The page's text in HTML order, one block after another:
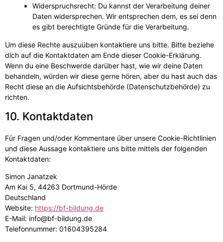
Widerspruchsrecht: Du kannst der Verarbeitung deiner
Daten widersprechen. Wir entsprechen dem, es sei denn
es gibt berechtigte Gründe für die Verarbeitung.
Um diese Rechte auszuüben kontaktiere uns bitte. Bitte beziehe
dich auf die Kontaktdaten am Ende dieser Cookie-Erklärung.
Wenn du eine Beschwerde darüber hast, wie wir deine Daten
behandeln, würden wir diese gerne hören, aber du hast auch das
Recht diese an die Aufsichtsbehörde (Datenschutzbehörde) zu
richten.
10. Kontaktdaten
Für Fragen und/oder Kommentare über unsere Cookie-Richtlinien
und diese Aussage kontaktiere uns bitte mittels der folgenden
Kontaktdaten:
Simon Janatzek
Am Kai 5, 44263 Dortmund-Hörde
Deutschland
Website: https://bf-bildung.de
E-Mail: info@bf-bildung.de
Telefonnummer: 01604395284